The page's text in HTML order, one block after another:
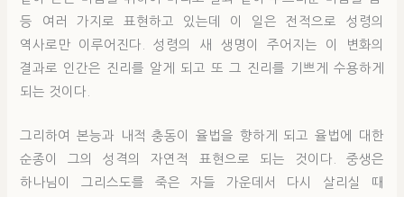
등 여러 가지로 표현하고 있는데 이 일은 전적으로 성령의
역사로만 이루어진다. 성령의 새 생명이 주어지는 이 변화의
결과로 인간은 진리를 알게 되고 또 그 진리를 기쁘게 수용하게
되는 것이다.
그리하여 본능과 내적 충동이 율법을 향하게 되고 율법에 대한
순종이 그의 성격의 자연적 표현으로 되는 것이다. 중생은
하나님이 그리스도를 죽은 자들 가운데서 다시 살리실 때